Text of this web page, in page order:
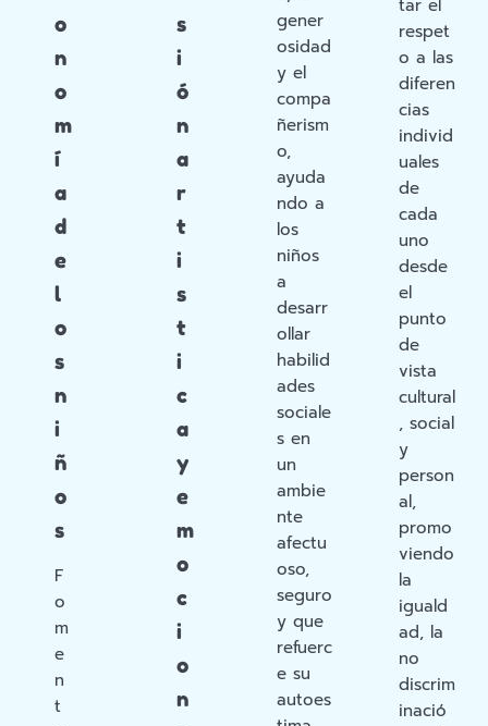
o
n
o
m
í
a
d
e
l
o
s
n
i
ñ
o
s
F
o
m
e
n
t
s
i
ó
n
a
r
t
i
s
t
i
c
a
y
e
m
o
c
i
o
n
gener
osidad
y el
compa
ñerism
o,
ayuda
ndo a
los
niños
a
desarr
ollar
habilid
ades
sociale
s en
un
ambie
nte
afectu
oso,
seguro
y que
refuerc
e su
autoes
tar el
respet
o a las
diferen
cias
individ
uales
de
cada
uno
desde
el
punto
de
vista
cultural
, social
y
person
al,
promo
viendo
la
iguald
ad, la
no
discrim
inació